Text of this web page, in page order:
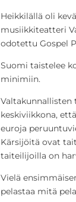
Heikkilällä oli
musiikkiteatteri
odotettu Gospel
Suomi taistelee
minimiin.
keskiviikkona,
euroja
Kärsijöitä ovat
taiteilijoilla on
Vielä
pelastaa mitä